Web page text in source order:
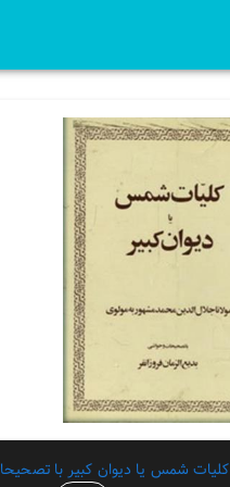
کلیات شمس یا دیوان کبیر با